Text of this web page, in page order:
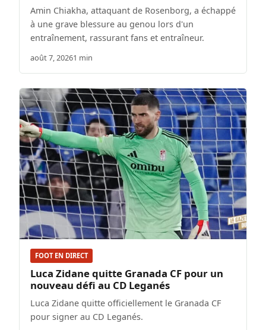
Amin Chiakha, attaquant de Rosenborg, a échappé
à une grave blessure au genou lors d'un
entraînement, rassurant fans et entraîneur.
août 7, 20261 min
FOOT EN DIRECT
Luca Zidane quitte Granada CF pour un
nouveau défi au CD Leganés
Luca Zidane quitte officiellement le Granada CF
pour signer au CD Leganés.